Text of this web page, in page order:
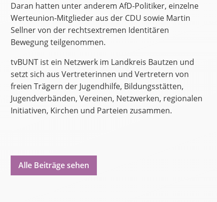
Daran hatten unter anderem AfD-Politiker, einzelne
Werteunion-Mitglieder aus der CDU sowie Martin
Sellner von der rechtsextremen Identitären
Bewegung teilgenommen.
tvBUNT ist ein Netzwerk im Landkreis Bautzen und
setzt sich aus Vertreterinnen und Vertretern von
freien Trägern der Jugendhilfe, Bildungsstätten,
Jugendverbänden, Vereinen, Netzwerken, regionalen
Initiativen, Kirchen und Parteien zusammen.
Alle Beiträge sehen